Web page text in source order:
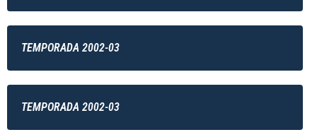
TEMPORADA 2002-03
TEMPORADA 2002-03